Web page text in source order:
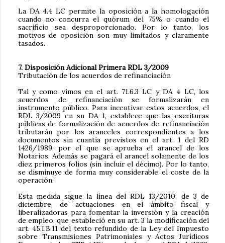
La DA 4.4 LC permite la oposición a la homologación
cuando no concurra el quórum del 75% o cuando el
sacrificio sea desproporcionado. Por lo tanto, los
motivos de oposición son muy limitados y claramente
tasados.
7. Disposición Adicional Primera RDL 3/2009
Tributación de los acuerdos de refinanciación
Tal y como vimos en el art. 71.6.3 LC y DA 4 LC, los
acuerdos de refinanciación se formalizarán en
instrumento público. Para incentivar estos acuerdos, el
RDL 3/2009 en su DA 1, establece que las escrituras
públicas de formalización de acuerdos de refinanciación
tributarán por los aranceles correspondientes a los
documentos sin cuantía previstos en el art. 1 del RD
1426/1989, por el que se aprueba el arancel de los
Notarios. Además se pagará el arancel solamente de los
diez primeros folios (sin incluir el décimo). Por lo tanto,
se disminuye de forma muy considerable el coste de la
operación.
Esta medida sigue la línea del RDL 13/2010, de 3 de
diciembre, de actuaciones en el ámbito fiscal y
liberalizadoras para fomentar la inversión y la creación
de empleo, que estableció en su art. 3 la modificación del
art. 45.I.B.11 del texto refundido de la Ley del Impuesto
sobre Transmisiones Patrimoniales y Actos Jurídicos